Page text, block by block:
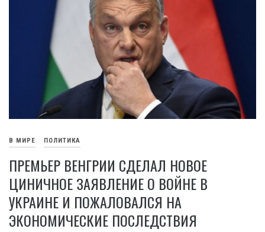
В МИРЕ ПОЛИТИКА
ПРЕМЬЕР ВЕНГРИИ СДЕЛАЛ НОВОЕ
ЦИНИЧНОЕ ЗАЯВЛЕНИЕ О ВОЙНЕ В
УКРАИНЕ И ПОЖАЛОВАЛСЯ НА
ЭКОНОМИЧЕСКИЕ ПОСЛЕДСТВИЯ